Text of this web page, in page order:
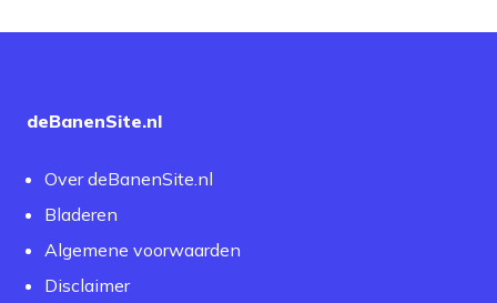
deBanenSite.nl
Over deBanenSite.nl
Bladeren
Algemene voorwaarden
Disclaimer